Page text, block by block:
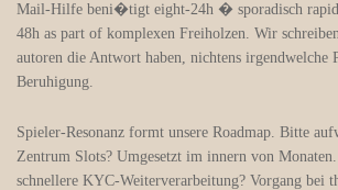
Mail-Hilfe beni�tigt eight-24h � sporadisch
48h as part of komplexen Freiholzen. Wir
autoren die Antwort haben, nichtens irgendwelche
Beruhigung.
Spieler-Resonanz formt unsere Roadmap. Bitte
Zentrum Slots? Umgesetzt im innern von Monaten.
schnellere KYC-Weiterverarbeitung? Vorgang bei